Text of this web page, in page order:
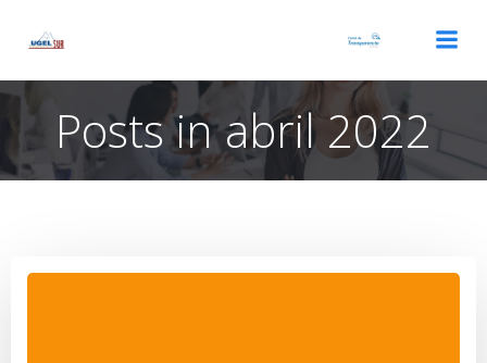
Posts in abril 2022